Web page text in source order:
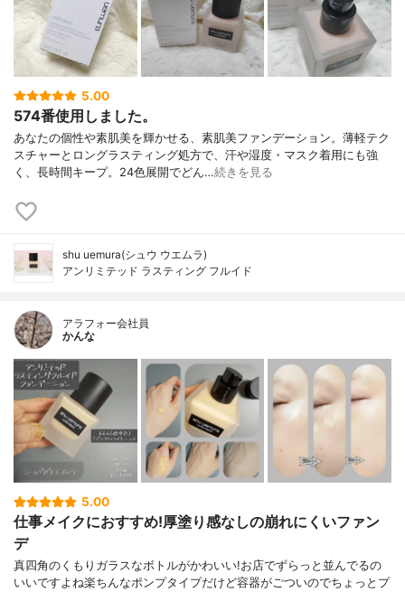
5.00
574番使用しました。
あなたの個性や素肌美を輝かせる、素肌美ファンデーション。薄軽テク
スチャーとロングラスティング処方で、汗や湿度・マスク着用にも強
く、長時間キープ。24色展開でどん…続きを見る
shu uemura(シュウ ウエムラ)
アンリミテッド ラスティング フルイド
アラフォー会社員
かんな
5.00
仕事メイクにおすすめ!厚塗り感なしの崩れにくいファン
デ
真四角のくもりガラスなボトルがかわいい!お店でずらっと並んでるの
いいですよね楽ちんなポンプタイプだけど容器がごついのでちょっとプ